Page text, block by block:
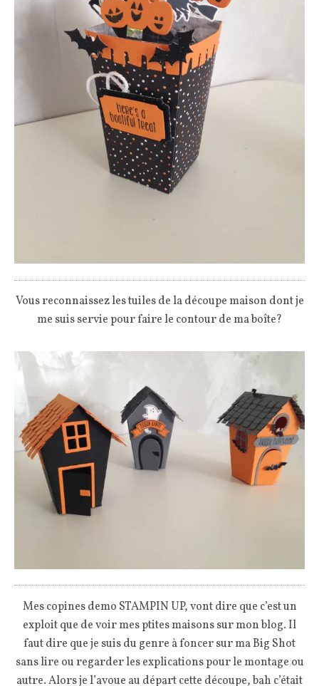
Vous reconnaissez les tuiles de la découpe maison dont je
me suis servie pour faire le contour de ma boîte?
Mes copines demo STAMPIN UP, vont dire que c’est un
exploit que de voir mes ptites maisons sur mon blog. Il
faut dire que je suis du genre à foncer sur ma Big Shot
sans lire ou regarder les explications pour le montage ou
autre. Alors je l’avoue au départ cette découpe, bah c’était